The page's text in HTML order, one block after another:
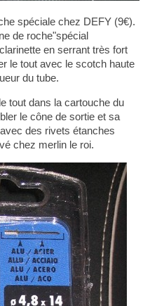
spéciale chez DEFY (9€).
de roche"spécial
en serrant très fort
le tout avec le scotch haute
du tube.
tout dans la cartouche du
le cône de sortie et sa
des rivets étanches
chez merlin le roi.